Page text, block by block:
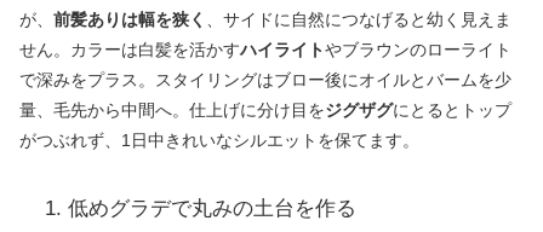
が、 前髪ありは幅を狭く
、サイドに自然につなげると幼く見えま
せん。カラーは白髪を活かすハイライトやブラウンのローライト
で深みをプラス。スタイリングはブロー後にオイルとバームを少
量、毛先から中間へ。仕上げに分け目をジグザグにとるとトップ
がつぶれず、1日中きれいなシルエットを保てます。
低めグラデで丸みの土台を作る